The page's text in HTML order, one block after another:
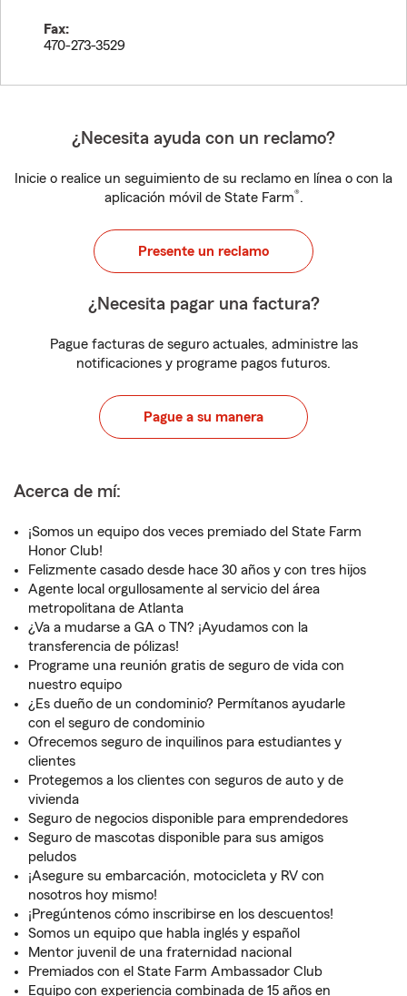
Fax:
470-273-3529
¿Necesita ayuda con un reclamo?
Inicie o realice un seguimiento de su reclamo en línea o con la
aplicación móvil de State Farm®.
Presente un reclamo
¿Necesita pagar una factura?
Pague facturas de seguro actuales, administre las
notificaciones y programe pagos futuros.
Pague a su manera
Acerca de mí:
¡Somos un equipo dos veces premiado del State Farm
Honor Club!
Felizmente casado desde hace 30 años y con tres hijos
Agente local orgullosamente al servicio del área
metropolitana de Atlanta
¿Va a mudarse a GA o TN? ¡Ayudamos con la
transferencia de pólizas!
Programe una reunión gratis de seguro de vida con
nuestro equipo
¿Es dueño de un condominio? Permítanos ayudarle
con el seguro de condominio
Ofrecemos seguro de inquilinos para estudiantes y
clientes
Protegemos a los clientes con seguros de auto y de
vivienda
Seguro de negocios disponible para emprendedores
Seguro de mascotas disponible para sus amigos
peludos
¡Asegure su embarcación, motocicleta y RV con
nosotros hoy mismo!
¡Pregúntenos cómo inscribirse en los descuentos!
Somos un equipo que habla inglés y español
Mentor juvenil de una fraternidad nacional
Premiados con el State Farm Ambassador Club
Equipo con experiencia combinada de 15 años en